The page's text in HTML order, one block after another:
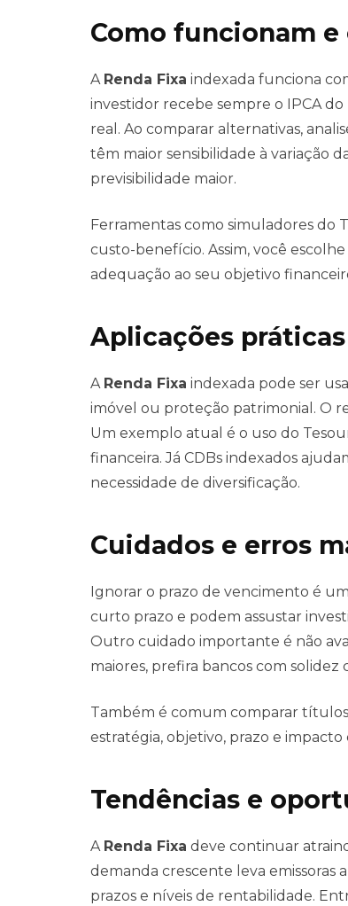
Como funcionam
A Renda Fixa indexada funciona
investidor recebe sempre o IPCA
real. Ao comparar alternativas,
têm maior sensibilidade à variação
previsibilidade maior.
Ferramentas como simuladores do
custo-benefício. Assim, você
adequação ao seu objetivo
Aplicações
A Renda Fixa indexada pode ser
imóvel ou proteção patrimonial. O
Um exemplo atual é o uso do
financeira. Já CDBs indexados
necessidade de diversificação.
Cuidados e erros
Ignorar o prazo de vencimento é
curto prazo e podem assustar
Outro cuidado importante é não
maiores, prefira bancos com
Também é comum comparar títulos
estratégia, objetivo, prazo e impacto
Tendências e
A Renda Fixa deve continuar
demanda crescente leva emissoras
prazos e níveis de rentabilidade.